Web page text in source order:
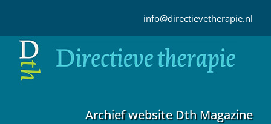
inhoud
info@directievetherapie.nl
Archief website Dth Magazine